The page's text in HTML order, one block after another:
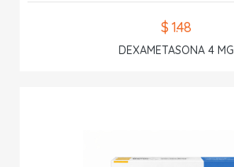
$ 1.48
DEXAMETASONA 4 MG